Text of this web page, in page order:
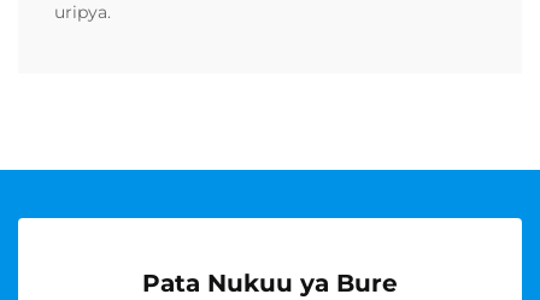
uripya.
Pata Nukuu ya Bure